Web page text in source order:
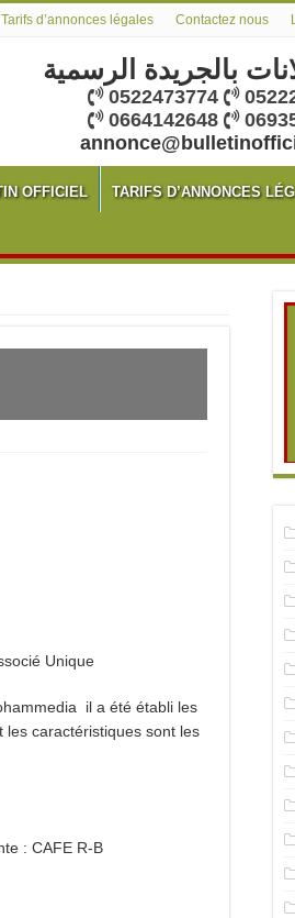
Tarifs d’annonces légales Contactez nous
بالجريدة الرسمية
0522473774
0664142648
OFFICIEL TARIFS D’ANNONCES
Unique
il a été établi les
les caractéristiques sont les
: CAFE R-B